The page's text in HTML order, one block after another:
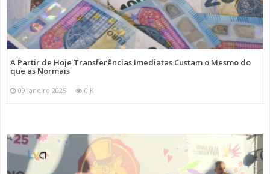
A Partir de Hoje Transferências Imediatas Custam o Mesmo do
que as Normais
09 Janeiro 2025 0 K